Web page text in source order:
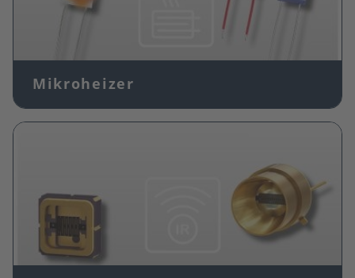
Mikroheizer